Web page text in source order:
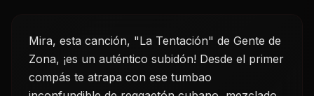
Mira, esta canción, "La Tentación" de Gente de
Zona, ¡es un auténtico subidón! Desde el primer
compás te atrapa con ese tumbao